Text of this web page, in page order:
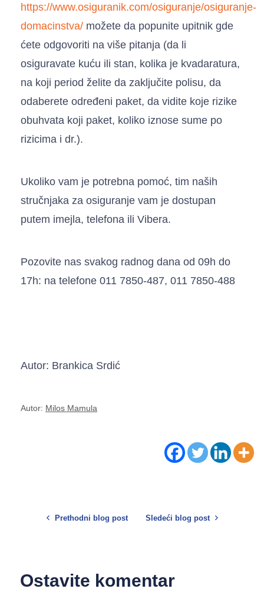
https://www.osiguranik.com/osiguranje/osiguranje-
domacinstva/ možete da popunite upitnik gde
ćete odgovoriti na više pitanja (da li
osiguravate kuću ili stan, kolika je kvadaratura,
na koji period želite da zaključite polisu, da
odaberete određeni paket, da vidite koje rizike
obuhvata koji paket, koliko iznose sume po
rizicima i dr.).
Ukoliko vam je potrebna pomoć, tim naših
stručnjaka za osiguranje vam je dostupan
putem imejla, telefona ili Vibera.
Pozovite nas svakog radnog dana od 09h do
17h: na telefone 011 7850-487, 011 7850-488
Autor: Brankica Srdić
Autor: Milos Mamula
Prethodni blog post Sledeći blog post
Ostavite komentar